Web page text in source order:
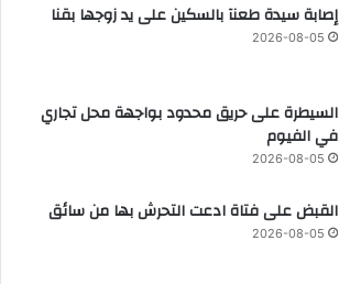
إصابة سيدة طعنآ بالسكين على يد زوجها بقنا
2026-08-05
السيطرة على حريق محدود بواجهة محل تجاري
في الفيوم
2026-08-05
القبض على فتاة ادعت التحرش بها من سائق
2026-08-05